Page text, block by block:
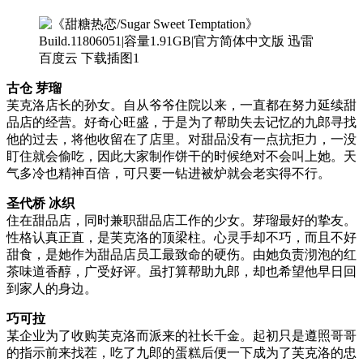
古仓 芽瑠
芙克洛店长的孙女。自从爷爷住院以来，一直都在努力延续甜
品店的经营。好奇心旺盛，于是为了帮助失去记忆的九郎寻找
他的过去，将他收留在了店里。对甜品没有一点抗拒力，一没
盯住就会偷吃，因此大家制作饼干的时候绝对不会叫上她。天
气多冷也精神百倍，可只要一钻进被炉就会老实得不行。
圣代桥 冰织
住在甜品店，同时兼职甜品店工作的少女。芽瑠最好的挚友。
性格认真正直，是芙克洛的顶梁柱。心灵手却不巧，而且不好
甜食，是她作为甜品店员工最致命的硬伤。由她负责沏泡的红
茶味道香醇，广受好评。虽打算帮助九郎，却也希望他早日回
到家人的身边。
巧可拉
某企业为了收购芙克洛而派来的社长千金。起初只是遵照哥哥
的指示前来找茬，吃了九郎的蛋糕后便一下成为了芙克洛的忠